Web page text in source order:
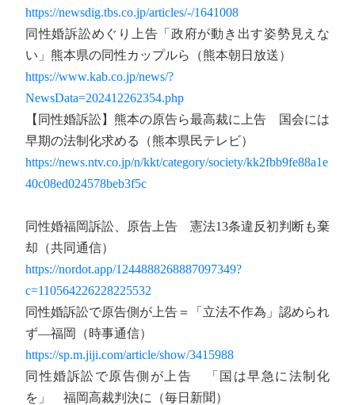
https://newsdig.tbs.co.jp/articles/-/1641008
同性婚訴訟めぐり上告「政府が動き出す姿勢見えな
い」熊本県の同性カップルら（熊本朝日放送）
https://www.kab.co.jp/news/?
NewsData=202412262354.php
【同性婚訴訟】熊本の原告ら最高裁に上告 国会には
早期の法制化求める（熊本県民テレビ）
https://news.ntv.co.jp/n/kkt/category/society/kk2fbb9fe88a1e
40c08ed024578beb3f5c
同性婚福岡訴訟、原告上告 憲法13条違反初判断も棄
却（共同通信）
https://nordot.app/1244888268887097349?
c=110564226228225532
同性婚訴訟で原告側が上告＝「立法不作為」認められ
ず―福岡（時事通信）
https://sp.m.jiji.com/article/show/3415988
同性婚訴訟で原告側が上告 「国は早急に法制化
を」 福岡高裁判決に（毎日新聞）